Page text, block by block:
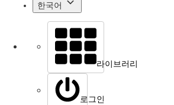
한국어
라이브러리
로그인